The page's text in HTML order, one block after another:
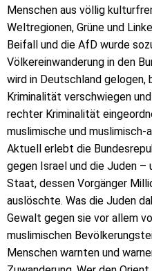
Menschen aus völlig
Weltregionen, Grüne und
Beifall und die AfD wurde
Völkereinwanderung in den
wird in Deutschland gelogen,
Kriminalität verschwiegen
rechter Kriminalität
muslimische und
Aktuell erlebt die
gegen Israel und die Juden –
Staat, dessen Vorgänger
auslöschte. Was die Juden
Gewalt gegen sie vor allem
muslimischen
Menschen warnten und